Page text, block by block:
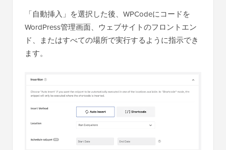
「自動挿入」を選択した後、WPCodeにコードを
WordPress管理画面、ウェブサイトのフロントエン
ド、またはすべての場所で実行するように指示でき
ます。